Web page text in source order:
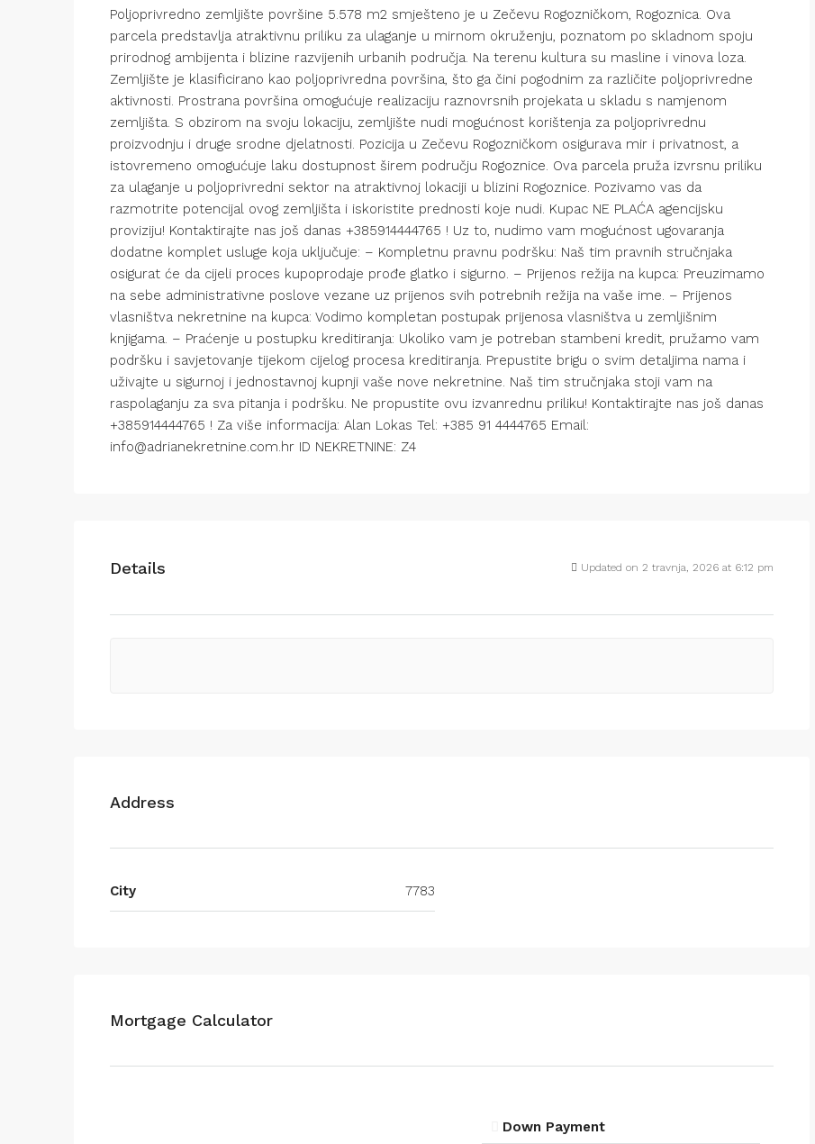
Poljoprivredno zemljište površine 5.578 m2 smješteno je u Zečevu Rogozničkom, Rogoznica. Ova
parcela predstavlja atraktivnu priliku za ulaganje u mirnom okruženju, poznatom po skladnom spoju
prirodnog ambijenta i blizine razvijenih urbanih područja. Na terenu kultura su masline i vinova loza.
Zemljište je klasificirano kao poljoprivredna površina, što ga čini pogodnim za različite poljoprivredne
aktivnosti. Prostrana površina omogućuje realizaciju raznovrsnih projekata u skladu s namjenom
zemljišta. S obzirom na svoju lokaciju, zemljište nudi mogućnost korištenja za poljoprivrednu
proizvodnju i druge srodne djelatnosti. Pozicija u Zečevu Rogozničkom osigurava mir i privatnost, a
istovremeno omogućuje laku dostupnost širem području Rogoznice. Ova parcela pruža izvrsnu priliku
za ulaganje u poljoprivredni sektor na atraktivnoj lokaciji u blizini Rogoznice. Pozivamo vas da
razmotrite potencijal ovog zemljišta i iskoristite prednosti koje nudi. Kupac NE PLAĆA agencijsku
proviziju! Kontaktirajte nas još danas +385914444765 ! Uz to, nudimo vam mogućnost ugovaranja
dodatne komplet usluge koja uključuje: – Kompletnu pravnu podršku: Naš tim pravnih stručnjaka
osigurat će da cijeli proces kupoprodaje prođe glatko i sigurno. – Prijenos režija na kupca: Preuzimamo
na sebe administrativne poslove vezane uz prijenos svih potrebnih režija na vaše ime. – Prijenos
vlasništva nekretnine na kupca: Vodimo kompletan postupak prijenosa vlasništva u zemljišnim
knjigama. – Praćenje u postupku kreditiranja: Ukoliko vam je potreban stambeni kredit, pružamo vam
podršku i savjetovanje tijekom cijelog procesa kreditiranja. Prepustite brigu o svim detaljima nama i
uživajte u sigurnoj i jednostavnoj kupnji vaše nove nekretnine. Naš tim stručnjaka stoji vam na
raspolaganju za sva pitanja i podršku. Ne propustite ovu izvanrednu priliku! Kontaktirajte nas još danas
+385914444765 ! Za više informacija: Alan Lokas Tel: +385 91 4444765 Email:
info@adrianekretnine.com.hr ID NEKRETNINE: Z4
Details Updated on 2 travnja, 2026 at 6:12 pm
Address
City 7783
Mortgage Calculator
Down Payment